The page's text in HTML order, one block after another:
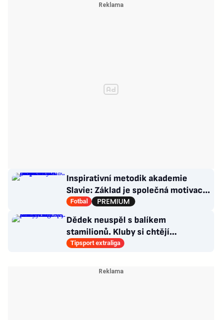
Inspirativní metodik akademie
Slavie: Základ je společná motivace.
Nová DNA „sešívaných“
Fotbal
Dědek neuspěl s balíkem
stamilionů. Kluby si chtějí
marketingová práva řídit samy
Tipsport extraliga